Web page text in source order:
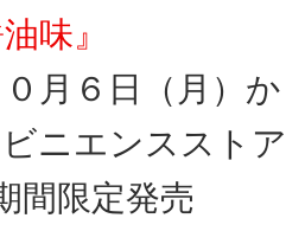
味』
月６日（月）か
ニエンスストア
間限定発売